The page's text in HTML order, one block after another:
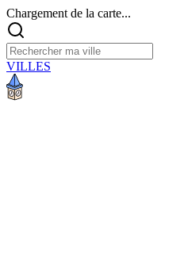
Chargement de la carte...
VILLES